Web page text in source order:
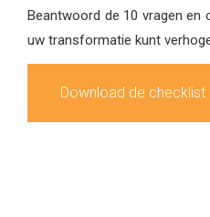
Beantwoord de 10 vragen en
uw transformatie kunt
Download de checklist